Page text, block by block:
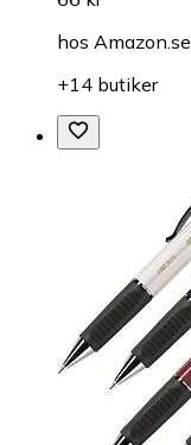
hos Amazon.se
+14 butiker